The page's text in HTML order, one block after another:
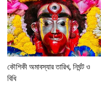
কৌশিকী অমাবস্যার তারিখ, নির্ঘন্ট ও
বিধি